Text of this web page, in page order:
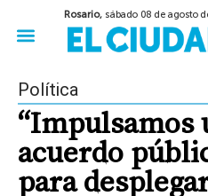
Rosario, sábado 08 de agosto
Política
“Impulsamos
acuerdo
para